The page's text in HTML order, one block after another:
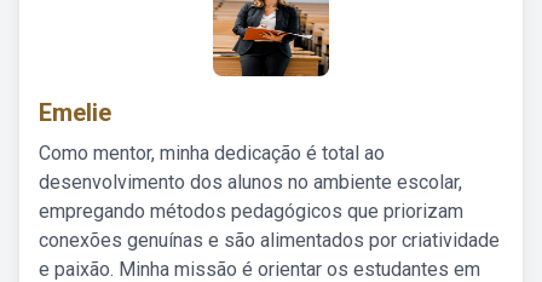
Emelie
Como mentor, minha dedicação é total ao
desenvolvimento dos alunos no ambiente escolar,
empregando métodos pedagógicos que priorizam
conexões genuínas e são alimentados por criatividade
e paixão. Minha missão é orientar os estudantes em